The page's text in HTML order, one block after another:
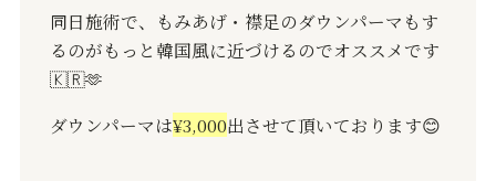
同日施術で、もみあげ・襟足のダウンパーマもす
るのがもっと韓国風に近づけるのでオススメです
🇰🇷🫶
ダウンパーマは¥3,000出させて頂いております😊